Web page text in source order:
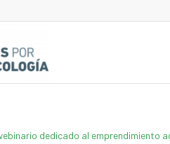
dedicado al emprendimiento